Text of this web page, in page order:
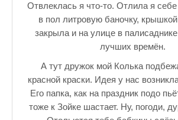
Отвлеклась я что-то. Отлила я себе
в пол литровую баночку,
закрыла и на улице в
лучших времён.
А тут дружок мой Колька
красной краски. Идея у нас
Его папка, как на праздник подо
тоже к Зойке шастает. Ну, погоди,